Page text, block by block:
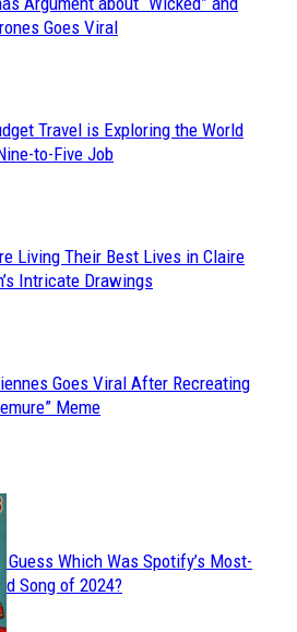
Goes Viral
Travel is Exploring the World
to-Five Job
Living Their Best Lives in Claire
Intricate Drawings
Goes Viral After Recreating
Meme
Guess Which Was Spotify’s Most-
Song of 2024?